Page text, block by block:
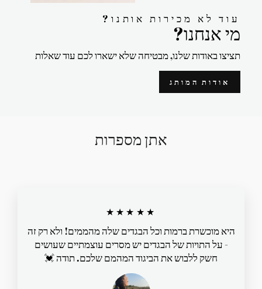
?עוד לא מכירות אותנו
?מי אנחנו
תציצו באודות שלנו, מבטיחה שלא ישארו לכם עוד שאלות
אודות המותג
אתן מספרות
★★★★★
היא מוכשרת ברמות וכל הבגדים שלה מהממים! ולא רק זה
- על התויות של הבגדים יש מסרים עוצמתיים שעושים
חשק ללבוש את הביגוד המהמם שלכם. תודה 💓